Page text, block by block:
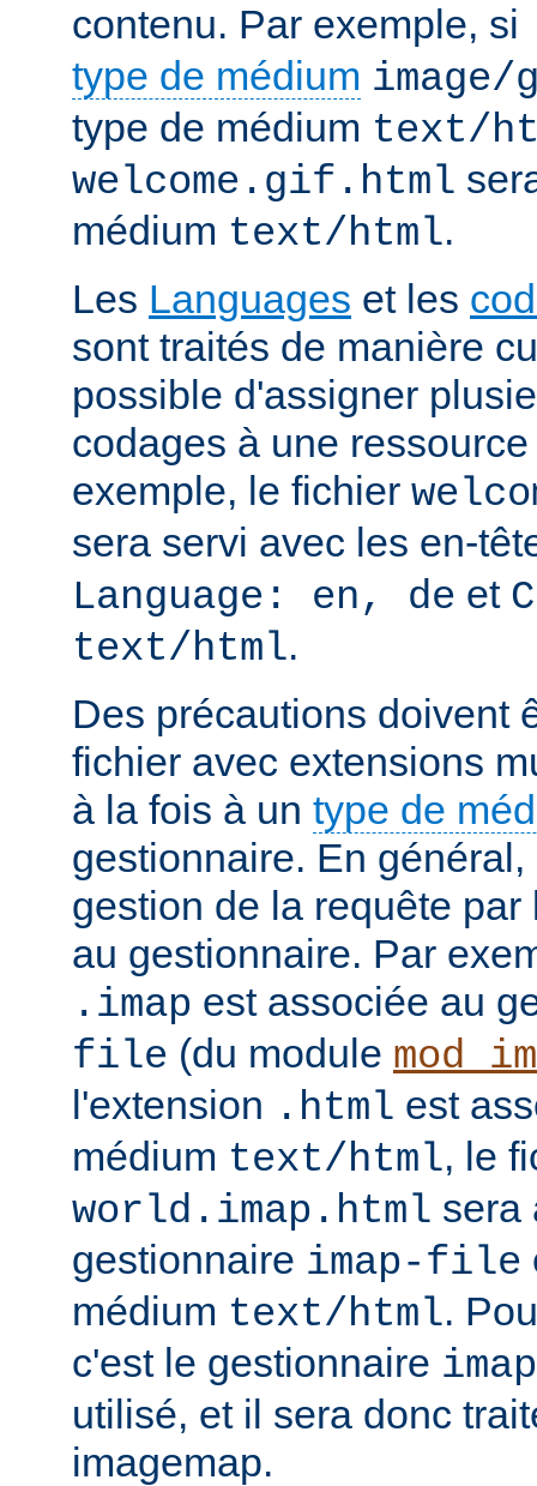
contenu. Par exemple, si
type de médium
type de médium text/
welcome.gif.html
médium text/html.
Les Languages et les
sont traités de manière
possible d'assigner
codages à une
exemple, le fichier
sera servi avec les en-
Language: en, de et
text/html.
Des précautions doivent
fichier avec extensions
à la fois à un type de
gestionnaire. En
gestion de la requête
au gestionnaire. Par
.imap est associée au
file (du module
l'extension .html est
médium text/html, le
world.imap.html sera
gestionnaire imap-file
médium text/html.
c'est le gestionnaire
utilisé, et il sera donc
imagemap.